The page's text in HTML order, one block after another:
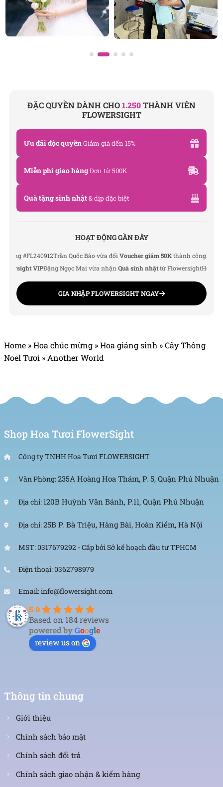
ĐẶC QUYỀN DÀNH CHO1.250THÀNH VIÊN
FLOWERSIGHT
Ưu đãi độc quyềnGiảm giá đến 15%
Miễn phí giao hàngĐơn từ 500K
Quà tặng sinh nhật& dịp đặc biệt
HOẠT ĐỘNG GẦN ĐÂY
Trần Quốc Bảo vừa đổiVoucher giảm 50Kthành côngLê Thu Hà
VIPĐặng Ngọc Mai vừa nhậnQuà sinh nhậttừ FlowersightHoàng Đức
GIA NHẬP FLOWERSIGHT NGAY
Home »Hoa chúc mừng »Hoa giáng sinh »Cây Thông
Noel Tươi » Another World
Shop Hoa Tươi FlowerSight
Công ty TNHH Hoa Tươi FLOWERSIGHT
Văn Phòng:235A Hoàng Hoa Thám, P. 5, Quận Phú Nhuận
Địa chỉ: 120B Huỳnh Văn Bánh, P.11, Quận Phú Nhuận
Địa chỉ:25B P. Bà Triệu, Hàng Bài, Hoàn Kiếm, Hà Nội
MST: 0317679292 - Cấp bởi Sở kế hoạch đầu tư TPHCM
Điện thoại: 0362798979
Email: info@flowersight.com
5.0
Based on 184 reviews
powered byGoogle
review us on
Thông tin chung
Giới thiệu
Chính sách bảo mật
Chính sách đổi trả
Chính sách giao nhận & kiểm hàng